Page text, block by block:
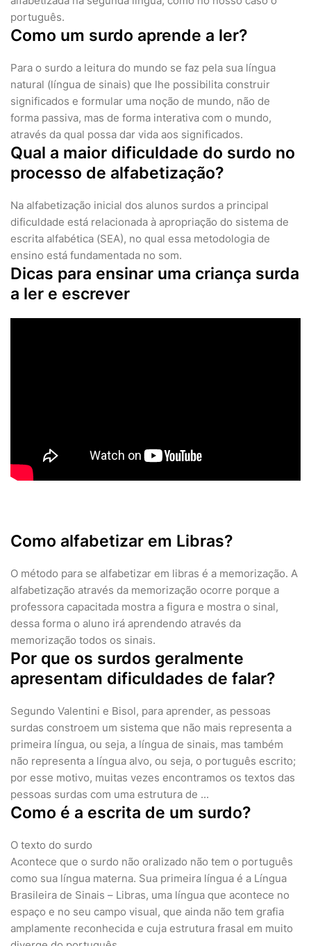
português.
Como um surdo aprende a ler?
Para o surdo a leitura do mundo se faz pela sua língua
natural (língua de sinais) que lhe possibilita construir
significados e formular uma noção de mundo, não de
forma passiva, mas de forma interativa com o mundo,
através da qual possa dar vida aos significados.
Qual a maior dificuldade do surdo no
processo de alfabetização?
Na alfabetização inicial dos alunos surdos a principal
dificuldade está relacionada à apropriação do sistema de
escrita alfabética (SEA), no qual essa metodologia de
ensino está fundamentada no som.
Dicas para ensinar uma criança surda
a ler e escrever
Como alfabetizar em Libras?
O método para se alfabetizar em libras é a memorização. A
alfabetização através da memorização ocorre porque a
professora capacitada mostra a figura e mostra o sinal,
dessa forma o aluno irá aprendendo através da
memorização todos os sinais.
Por que os surdos geralmente
apresentam dificuldades de falar?
Segundo Valentini e Bisol, para aprender, as pessoas
surdas constroem um sistema que não mais representa a
primeira língua, ou seja, a língua de sinais, mas também
não representa a língua alvo, ou seja, o português escrito;
por esse motivo, muitas vezes encontramos os textos das
pessoas surdas com uma estrutura de ...
Como é a escrita de um surdo?
O texto do surdo
Acontece que o surdo não oralizado não tem o português
como sua língua materna. Sua primeira língua é a Língua
Brasileira de Sinais – Libras, uma língua que acontece no
espaço e no seu campo visual, que ainda não tem grafia
amplamente reconhecida e cuja estrutura frasal em muito